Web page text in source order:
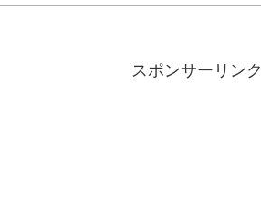
スポンサーリンク